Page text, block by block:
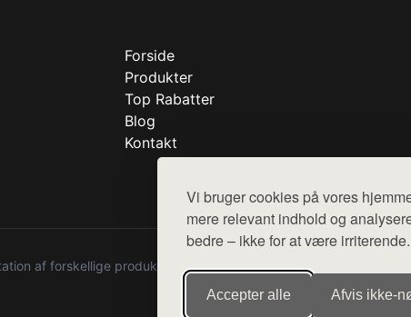
Vi bruger cookies på vores
mere relevant indhold og
bedre – ikke for at være irriterende.
Accepter alle Afvis
Forside
Produkter
Top Rabatter
Blog
Kontakt
af forskellige produkter fra diverse webshops. Der sælges ikke